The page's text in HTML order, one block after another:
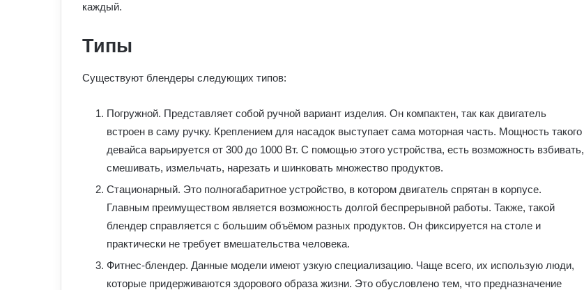
каждый.
Типы
Существуют блендеры следующих типов:
Погружной. Представляет собой ручной вариант изделия. Он компактен, так как двигатель
встроен в саму ручку. Креплением для насадок выступает сама моторная часть. Мощность такого
девайса варьируется от 300 до 1000 Вт. С помощью этого устройства, есть возможность взбивать,
смешивать, измельчать, нарезать и шинковать множество продуктов.
Стационарный. Это полногабаритное устройство, в котором двигатель спрятан в корпусе.
Главным преимуществом является возможность долгой беспрерывной работы. Также, такой
блендер справляется с большим объёмом разных продуктов. Он фиксируется на столе и
практически не требует вмешательства человека.
Фитнес-блендер. Данные модели имеют узкую специализацию. Чаще всего, их использую люди,
которые придерживаются здорового образа жизни. Это обусловлено тем, что предназначение